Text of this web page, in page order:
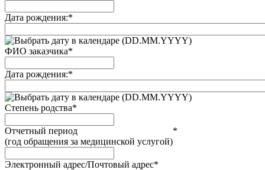
Дата рождения:*
(DD.MM.YYYY)
ФИО заказчика*
Дата рождения:*
(DD.MM.YYYY)
Степень родства*
Отчетный период
(год обращения за медицинской услугой)
*
Электронный адрес/Почтовый адрес*